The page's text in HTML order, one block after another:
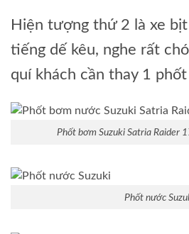
Hiện tượng thứ 2 là xe
tiếng dế kêu, nghe rất
quí khách cần thay 1
Phốt bơm Suzuki Satria Raider
Phốt nước